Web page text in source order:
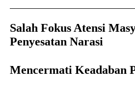
Salah Fokus Atensi
Penyesatan Narasi
Mencermati Keadaban